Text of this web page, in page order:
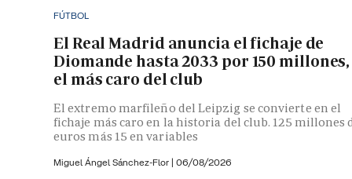
FÚTBOL
El Real Madrid anuncia el fichaje de
Diomande hasta 2033 por 150 millones,
el más caro del club
El extremo marfileño del Leipzig se convierte en el
fichaje más caro en la historia del club. 125 millones
euros más 15 en variables
Miguel Ángel Sánchez-Flor | 06/08/2026